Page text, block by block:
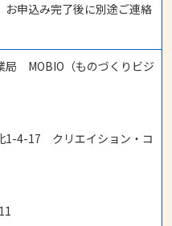
申込み完了後に別途ご連絡
局 MOBIO（ものづくりビジ
1-4-17 クリエイション・コ